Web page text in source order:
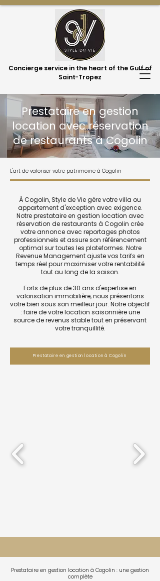
Concierge service in the heart of the Gulf of
Saint-Tropez
Prestataire en gestion
location avec réservation
de restaurants à Cogolin
L'art de valoriser votre patrimoine à Cogolin
À Cogolin, Style de Vie gère votre villa ou
appartement d'exception avec exigence.
Notre prestataire en gestion location avec
réservation de restaurants à Cogolin crée
votre annonce avec reportages photos
professionnels et assure son référencement
optimal sur toutes les plateformes. Notre
Revenue Management ajuste vos tarifs en
temps réel pour maximiser votre rentabilité
tout au long de la saison.
Forts de plus de 30 ans d'expertise en
valorisation immobilière, nous présentons
votre bien sous son meilleur jour. Notre objectif
: faire de votre location saisonnière une
source de revenus stable tout en préservant
votre tranquillité.
Prestataire en gestion location à Cogolin
Prestataire en gestion location à Cogolin : une gestion
complète